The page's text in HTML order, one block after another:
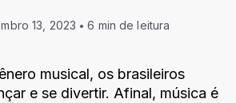
13, 2023 6 min de leitura
musical, os brasileiros
e se divertir. Afinal, música é